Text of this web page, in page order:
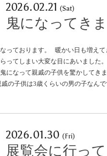
2026.02.21 (Sat)
鬼になってき
っております。 暖かい日も増え
ってしまい大変な目にあいました
になって親戚の子供を驚かしてき
戚の子供は3歳くらいの男の子なん
2026.01.30 (Fri)
展覧会に行っ
ーポリシー お問い合わせ